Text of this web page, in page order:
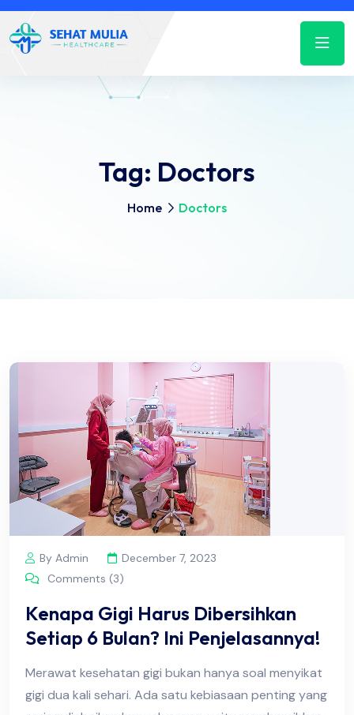
Tag: Doctors
Home Doctors
By Admin
December 7, 2023
Comments (3)
Kenapa Gigi Harus Dibersihkan
Setiap 6 Bulan? Ini Penjelasannya!
Merawat kesehatan gigi bukan hanya soal menyikat
gigi dua kali sehari. Ada satu kebiasaan penting yang